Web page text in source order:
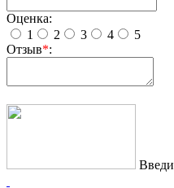
Оценка:
1
2 3 4
5
Отзыв*: